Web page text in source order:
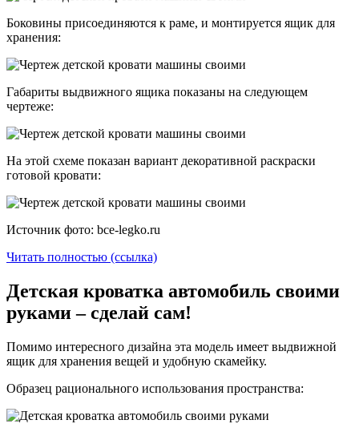
Боковины присоединяются к раме, и монтируется ящик для
хранения:
Габариты выдвижного ящика показаны на следующем
чертеже:
На этой схеме показан вариант декоративной раскраски
готовой кровати:
Источник фото: bce-legko.ru
Читать полностью (ссылка)
Детская кроватка автомобиль своими
руками – сделай сам!
Помимо интересного дизайна эта модель имеет выдвижной
ящик для хранения вещей и удобную скамейку.
Образец рационального использования пространства: